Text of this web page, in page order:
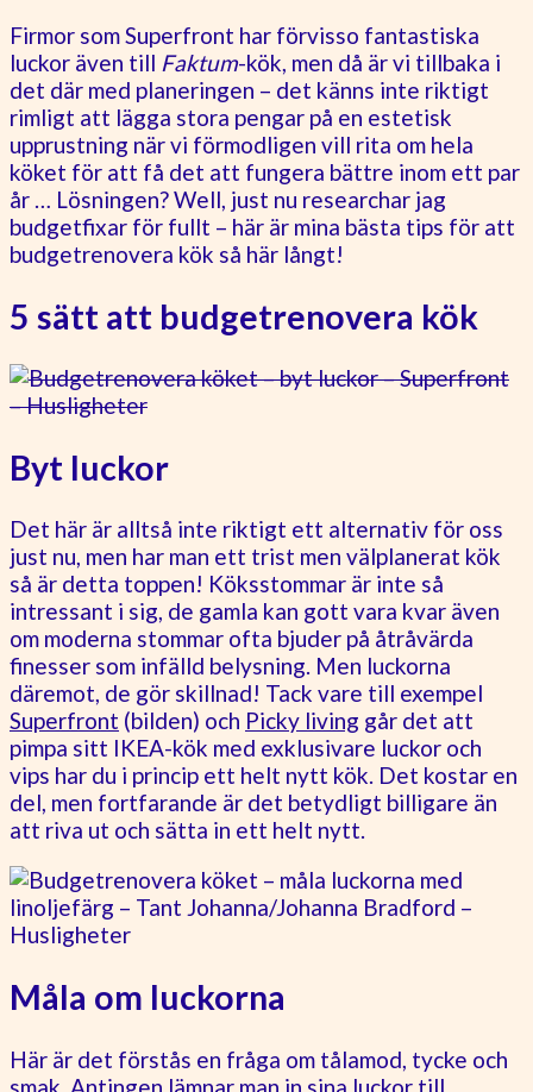
Firmor som Superfront har förvisso fantastiska
luckor även till Faktum-kök, men då är vi tillbaka i
det där med planeringen – det känns inte riktigt
rimligt att lägga stora pengar på en estetisk
upprustning när vi förmodligen vill rita om hela
köket för att få det att fungera bättre inom ett par
år … Lösningen? Well, just nu researchar jag
budgetfixar för fullt – här är mina bästa tips för att
budgetrenovera kök så här långt!
5 sätt att budgetrenovera kök
Byt luckor
Det här är alltså inte riktigt ett alternativ för oss
just nu, men har man ett trist men välplanerat kök
så är detta toppen! Köksstommar är inte så
intressant i sig, de gamla kan gott vara kvar även
om moderna stommar ofta bjuder på åtråvärda
finesser som infälld belysning. Men luckorna
däremot, de gör skillnad! Tack vare till exempel
Superfront (bilden) och Picky living går det att
pimpa sitt IKEA-kök med exklusivare luckor och
vips har du i princip ett helt nytt kök. Det kostar en
del, men fortfarande är det betydligt billigare än
att riva ut och sätta in ett helt nytt.
Måla om luckorna
Här är det förstås en fråga om tålamod, tycke och
smak. Antingen lämnar man in sina luckor till